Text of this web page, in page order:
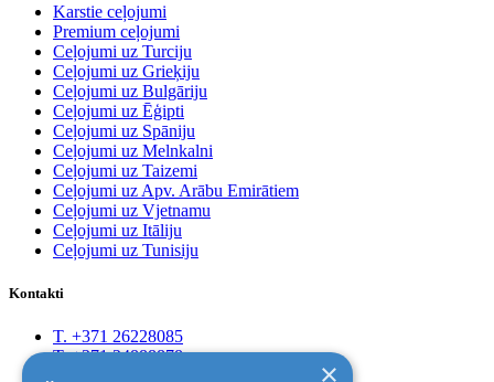
Karstie ceļojumi
Premium ceļojumi
Ceļojumi uz Turciju
Ceļojumi uz Grieķiju
Ceļojumi uz Bulgāriju
Ceļojumi uz Ēģipti
Ceļojumi uz Spāniju
Ceļojumi uz Melnkalni
Ceļojumi uz Taizemi
Ceļojumi uz Apv. Arābu Emirātiem
Ceļojumi uz Vjetnamu
Ceļojumi uz Itāliju
Ceļojumi uz Tunisiju
Kontakti
T. +371 26228085
T. +371 24888878
×